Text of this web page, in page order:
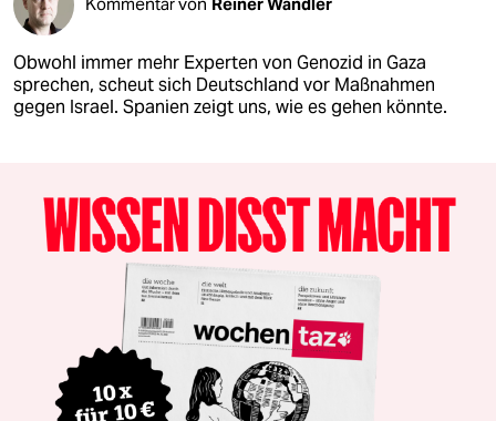
Kommentar von Reiner Wandler
Obwohl immer mehr Experten von Genozid in Gaza
sprechen, scheut sich Deutschland vor Maßnahmen
gegen Israel. Spanien zeigt uns, wie es gehen könnte.